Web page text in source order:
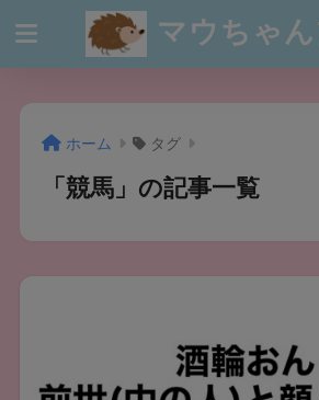
マウちゃ
ホーム タグ
「競馬」の記事一覧